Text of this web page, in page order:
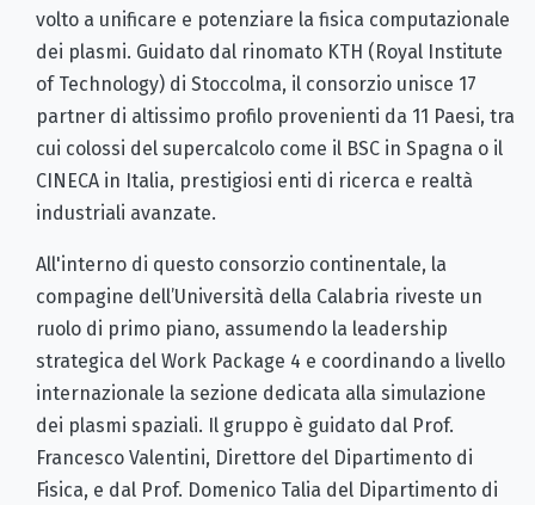
volto a unificare e potenziare la fisica computazionale
dei plasmi. Guidato dal rinomato KTH (Royal Institute
of Technology) di Stoccolma, il consorzio unisce 17
partner di altissimo profilo provenienti da 11 Paesi, tra
cui colossi del supercalcolo come il BSC in Spagna o il
CINECA in Italia, prestigiosi enti di ricerca e realtà
industriali avanzate.
All'interno di questo consorzio continentale, la
compagine dell’Università della Calabria riveste un
ruolo di primo piano, assumendo la leadership
strategica del Work Package 4 e coordinando a livello
internazionale la sezione dedicata alla simulazione
dei plasmi spaziali. Il gruppo è guidato dal Prof.
Francesco Valentini, Direttore del Dipartimento di
Fisica, e dal Prof. Domenico Talia del Dipartimento di